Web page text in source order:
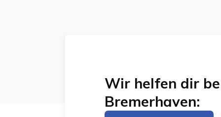
Wir helfen dir
Bremerhaven: